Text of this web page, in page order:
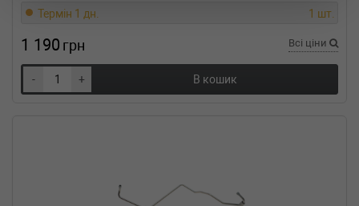
2.2 TDCi [RWD] 125 л.с. (2011-н.в.) 125 л.с.
FORDTRANSIT автобус
2.2 TDCi [RWD] 100 л.с. (2014-н.в.) 100 л.с.
(2014-05-01-) (Тип: Дизель, Об'єм: 74cc,
TRANSIT автобус
Термін 1 дн. 1 шт.
1 190 грн Всі ціни
- + В кошик